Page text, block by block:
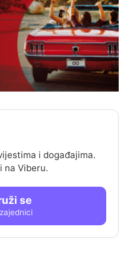
i događajima.
na Viberu.
se